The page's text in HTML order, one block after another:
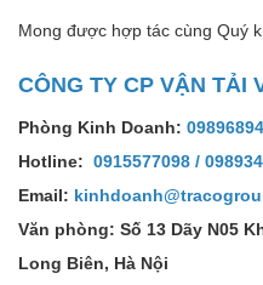
Mong được hợp tác cùng Quý
CÔNG TY CP VẬN TẢI
Phòng Kinh Doanh:
Hotline: 0915577098 /
Email:
Văn phòng: Số 13 Dãy N05
Long Biên, Hà Nội